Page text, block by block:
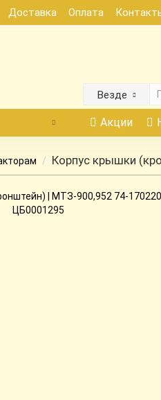
Доставка Оплата
Везде
Акции
Корпус крышки